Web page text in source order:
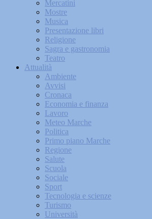
Mercatini
Mostre
Musica
Presentazione libri
Religione
Sagra e gastronomia
Teatro
Attualità
Ambiente
Avvisi
Cronaca
Economia e finanza
Lavoro
Meteo Marche
Politica
Primo piano Marche
Regione
Salute
Scuola
Sociale
Sport
Tecnologia e scienze
Turismo
Università